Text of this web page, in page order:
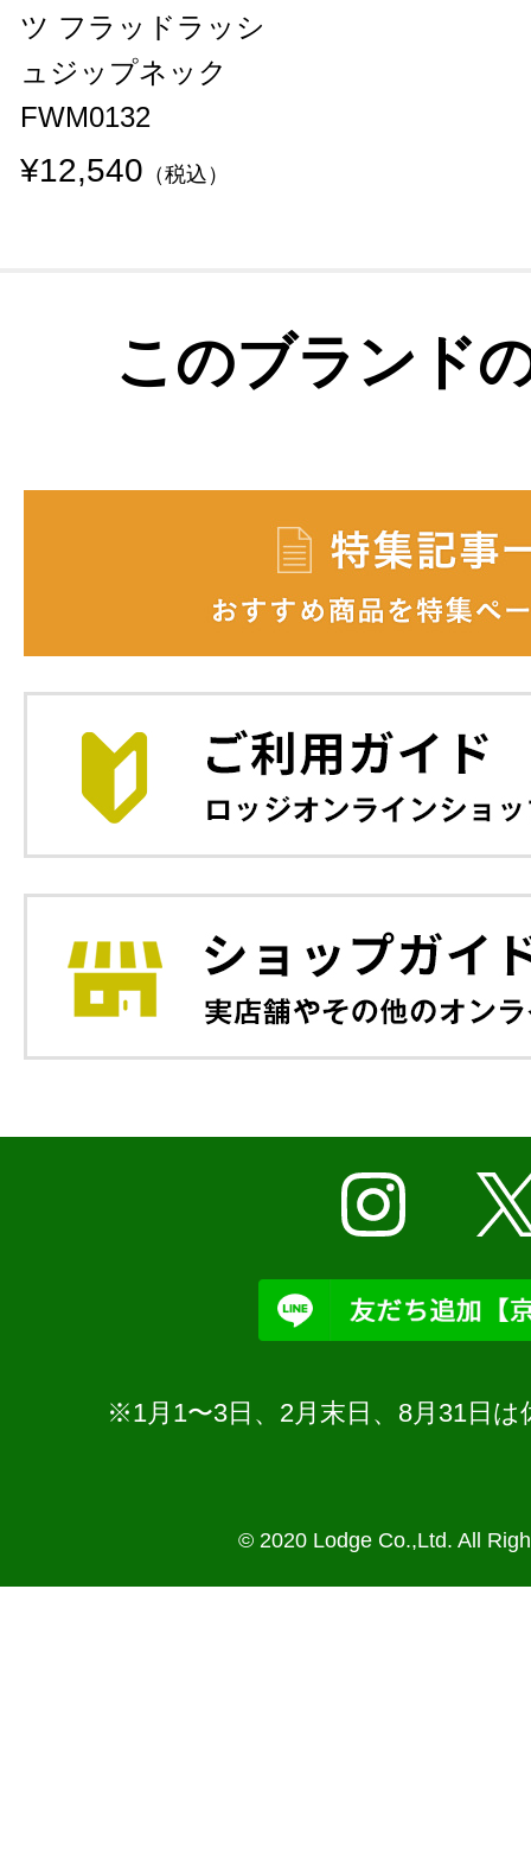
ツ フラッドラッシ
ュジップネック
FWM0132
¥12,540 （税込）
このブランド
※1月1〜3日、2月末日、8月31日
© 2020 Lodge Co.,Ltd. All